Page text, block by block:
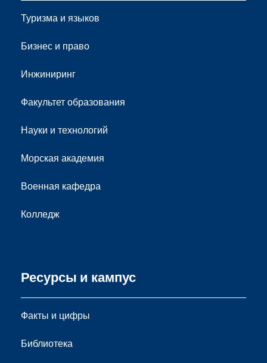
Туризма и языков
Бизнес и право
Инжиниринг
Факультет образования
Науки и технологий
Морская академия
Военная кафедра
Колледж
Ресурсы и кампус
Факты и цифры
Библиотека